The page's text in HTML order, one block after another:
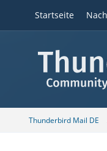
Startseite
Thunderbird Mail DE